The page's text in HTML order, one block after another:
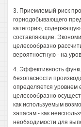
3. Приемлемый риск
горнодобывающего
категорию,
составляющие.
целесообразно
вероятностную - на
4. Эффективность
безопасности
определяется уровнем
целесообразно
как используемым
запасам - как
необходимости для